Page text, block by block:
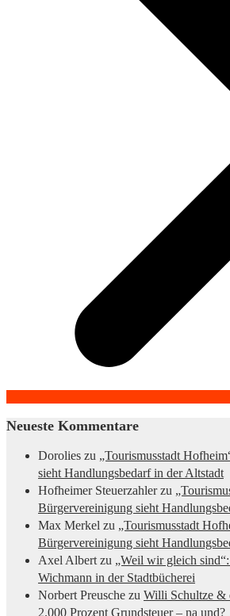
Neueste Kommentare
Dorolies zu „Tourismusstadt
sieht Handlungsbedarf in der Altstadt
Hofheimer Steuerzahlerzu
Bürgervereinigung sieht
Max Merkel zu „Tourismusstadt
Bürgervereinigung sieht
Axel Albert zu „Weil wir gleich
Wichmann in der Stadtbücherei
Norbert Preusche zu Willi Schultze &
2.000 Prozent Grundsteuer – na und?